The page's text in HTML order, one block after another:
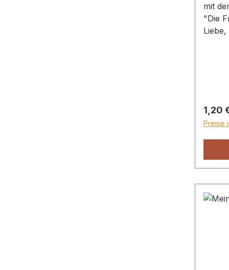
mit
"Die
1,20
Preise